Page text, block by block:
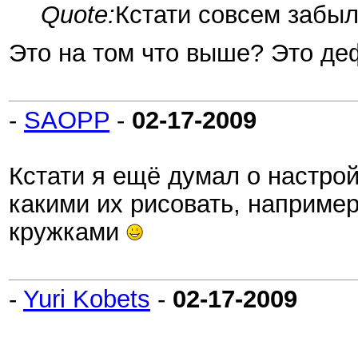
Quote:Кстати совсем
Это на том что выше? Это
- SAOPP - 02-17-2009
Кстати я ещё думал о
какими их рисовать,
кружками
- Yuri Kobets - 02-17-2009